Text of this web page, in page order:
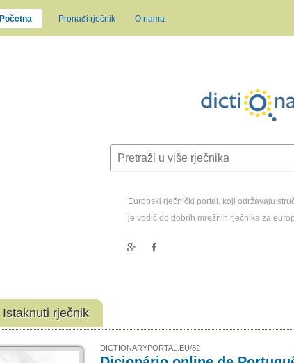
Početna Pronađi rječnik O nama
Europski rječnički portal, koji održavaju
je vodič do dobrih mrežnih rječnika za
Istaknuti rječnik
DICTIONARYPORTAL.EU/82